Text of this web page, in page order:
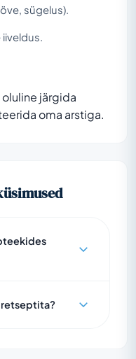
sügelus).
järgida
oma arstiga.
retseptita?